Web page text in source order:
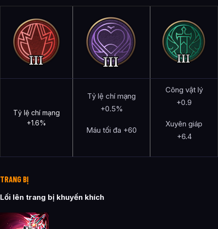
Tỷ lệ chí mạng
+1.6%
Tỷ lệ chí mạng
+0.5%
Máu tối đa +60
Công vật lý
+0.9
Xuyên giáp
+6.4
TRANG BỊ
Lối lên trang bị khuyến khích